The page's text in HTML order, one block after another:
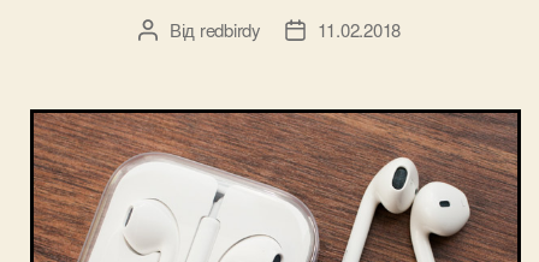
Автор
Від redbirdy
Дата11.02.2018